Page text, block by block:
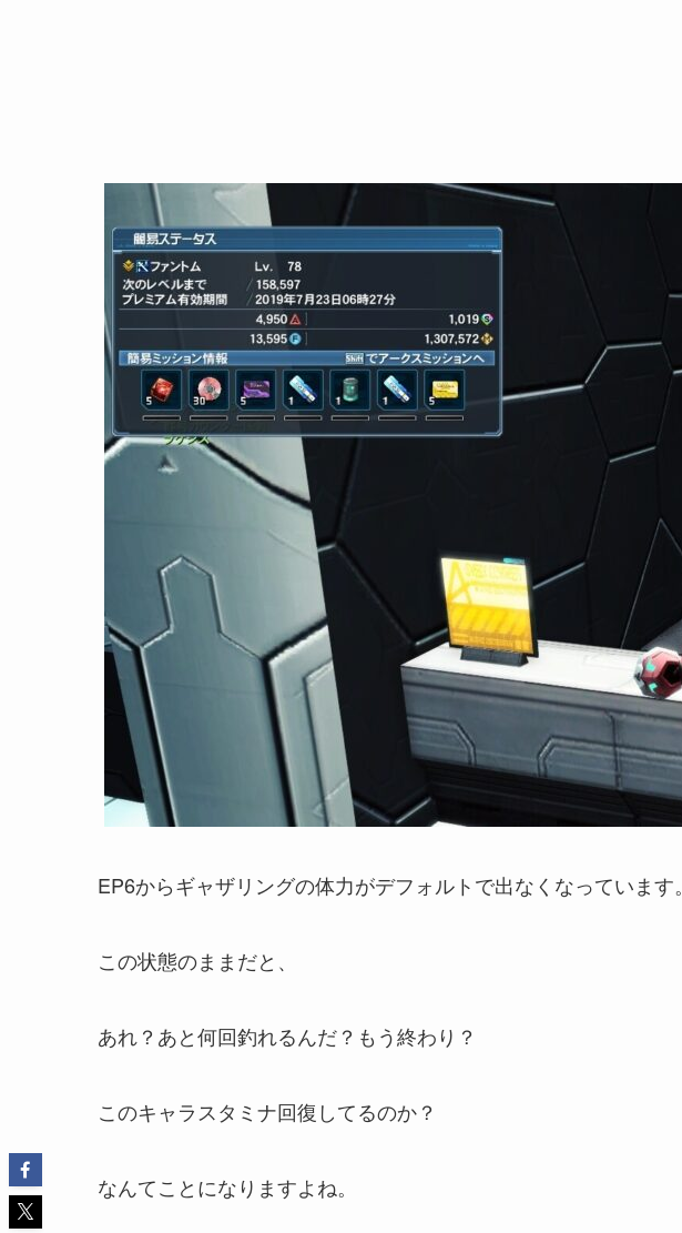
EP6からギャザリングの体力がデフォルトで出なくなっています。
この状態のままだと、
あれ？あと何回釣れるんだ？もう終わり？
このキャラスタミナ回復してるのか？
なんてことになりますよね。